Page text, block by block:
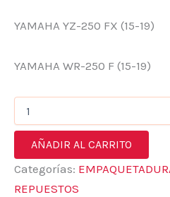
YAMAHA YZ-250 FX (15-19)
YAMAHA WR-250 F (15-19)
AÑADIR AL CARRITO
Categorías:
REPUESTOS